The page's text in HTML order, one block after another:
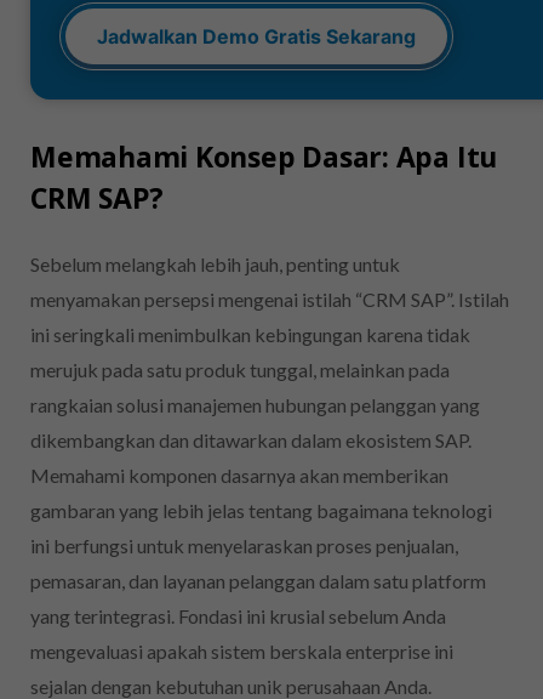
Jadwalkan Demo Gratis Sekarang
Memahami Konsep Dasar: Apa Itu
CRM SAP?
Sebelum melangkah lebih jauh, penting untuk
menyamakan persepsi mengenai istilah “CRM SAP”. Istilah
ini seringkali menimbulkan kebingungan karena tidak
merujuk pada satu produk tunggal, melainkan pada
rangkaian solusi manajemen hubungan pelanggan yang
dikembangkan dan ditawarkan dalam ekosistem SAP.
Memahami komponen dasarnya akan memberikan
gambaran yang lebih jelas tentang bagaimana teknologi
ini berfungsi untuk menyelaraskan proses penjualan,
pemasaran, dan layanan pelanggan dalam satu platform
yang terintegrasi. Fondasi ini krusial sebelum Anda
mengevaluasi apakah sistem berskala enterprise ini
sejalan dengan kebutuhan unik perusahaan Anda.